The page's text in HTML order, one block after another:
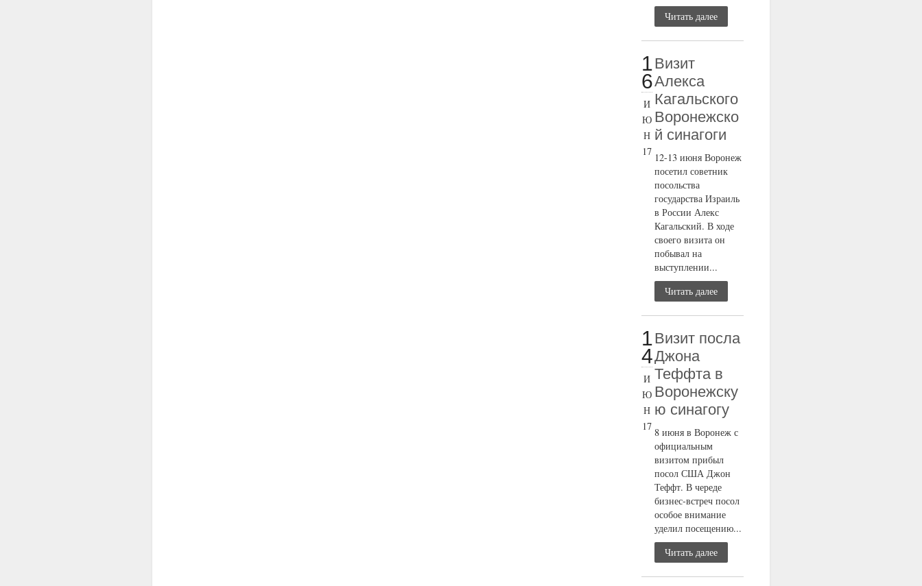
Читать далее
1
6
И
Ю
Н
17
Визит
Алекса
Кагальского
Воронежско
й синагоги
12-13 июня Воронеж
посетил советник
посольства
государства Израиль
в России Алекс
Кагальский. В ходе
своего визита он
побывал на
выступлении...
Читать далее
1
4
И
Ю
Н
17
Визит посла
Джона
Теффта в
Воронежску
ю синагогу
8 июня в Воронеж с
официальным
визитом прибыл
посол США Джон
Теффт. В череде
бизнес-встреч посол
особое внимание
уделил посещению...
Читать далее